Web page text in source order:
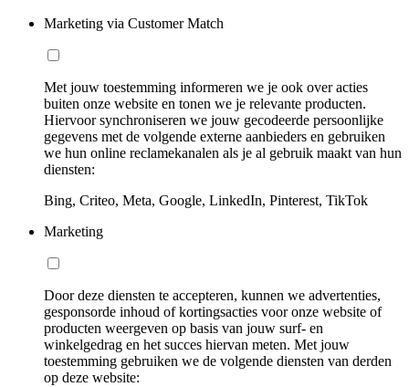
Marketing via Customer Match
Met jouw toestemming informeren we je ook over acties
buiten onze website en tonen we je relevante producten.
Hiervoor synchroniseren we jouw gecodeerde persoonlijke
gegevens met de volgende externe aanbieders en gebruiken
we hun online reclamekanalen als je al gebruik maakt van hun
diensten:
Bing, Criteo, Meta, Google, LinkedIn, Pinterest, TikTok
Marketing
Door deze diensten te accepteren, kunnen we advertenties,
gesponsorde inhoud of kortingsacties voor onze website of
producten weergeven op basis van jouw surf- en
winkelgedrag en het succes hiervan meten. Met jouw
toestemming gebruiken we de volgende diensten van derden
op deze website: